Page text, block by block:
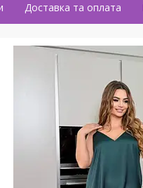
Доставка та оплата